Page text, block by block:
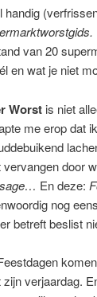
handig
van 20
en wat je niet
Worst is niet
me erop dat
vervangen door
En deze:
nog
betreft beslist
zijn verjaardag.